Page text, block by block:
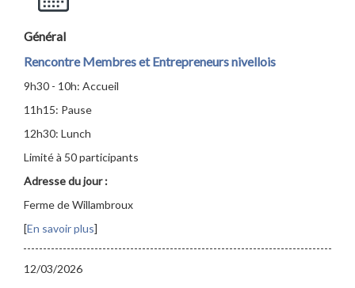
Général
Rencontre Membres et Entrepreneurs nivellois
9h30 - 10h: Accueil
11h15: Pause
12h30: Lunch
Limité à 50 participants
Adresse du jour :
Ferme de Willambroux
[En savoir plus]
12/03/2026